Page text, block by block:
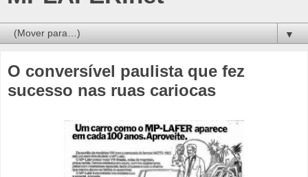
▼
O conversível paulista que fez
sucesso nas ruas cariocas